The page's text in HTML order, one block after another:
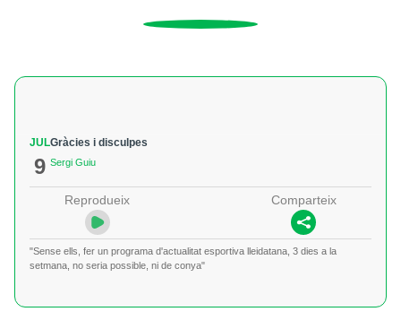
JUL
9
Gràcies i disculpes
Sergi Guiu
Reprodueix Comparteix
"Sense ells, fer un programa d'actualitat esportiva lleidatana, 3 dies a la
setmana, no seria possible, ni de conya"